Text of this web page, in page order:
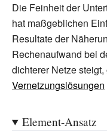
Die Feinheit der
hat maßgeblichen
Resultate der
Rechenaufwand bei
dichterer Netze
Vernetzungslösungen
Element-Ansatz